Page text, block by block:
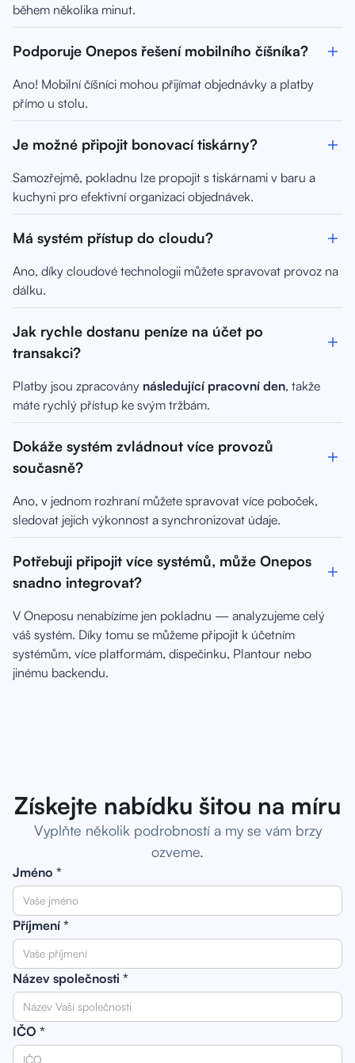
během několika minut.
Podporuje Onepos řešení mobilního číšníka?
Ano! Mobilní číšníci mohou přijímat objednávky a platby
přímo u stolu.
Je možné připojit bonovací tiskárny?
Samozřejmě, pokladnu lze propojit s tiskárnami v baru a
kuchyni pro efektivní organizaci objednávek.
Má systém přístup do cloudu?
Ano, díky cloudové technologii můžete spravovat provoz na
dálku.
Jak rychle dostanu peníze na účet po
transakci?
Platby jsou zpracovány následující pracovní den, takže
máte rychlý přístup ke svým tržbám.
Dokáže systém zvládnout více provozů
současně?
Ano, v jednom rozhraní můžete spravovat více poboček,
sledovat jejich výkonnost a synchronizovat údaje.
Potřebuji připojit více systémů, může Onepos
snadno integrovat?
V Oneposu nenabízíme jen pokladnu — analyzujeme celý
váš systém. Díky tomu se můžeme připojit k účetním
systémům, více platformám, dispečinku, Plantour nebo
jinému backendu.
Získejte nabídku šitou na míru
Vyplňte několik podrobností a my se vám brzy
ozveme.
Jméno *
Příjmení *
Název společnosti *
IČO *